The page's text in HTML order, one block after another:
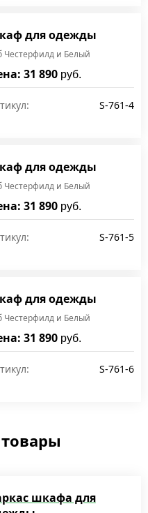
для одежды
Честерфилд и Белый
31 890 руб.
S-761-4
для одежды
Честерфилд и Белый
31 890 руб.
S-761-5
для одежды
Честерфилд и Белый
31 890 руб.
S-761-6
шкафа для